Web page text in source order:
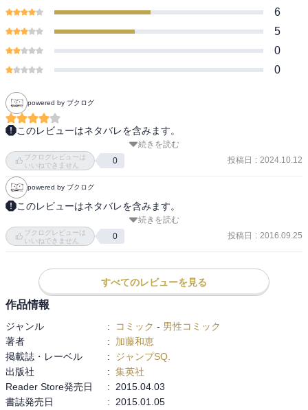
6
5
0
0
powered by ブクログ
このレビューはネタバレを含みます。
幼い勝呂に要とはなにか訊かれて、
大事な物、とかではなくきちんと
「扇の持つところ」と説明する柔造が良いなと思う。
真心を受けてストイックに努力してきた勝呂。
もう戻れない、と思う姿は見ていて辛い。
燐が覚悟を決められないのも、
当然そういう考え方になると思う。
そこから、何を持ってして悪魔なのかという疑問を
外道院との会話から思わせる構成が素晴らしい。
折角差し出された手を取れない出雲が
もう遅いと思いながら助けてと泣く。
そこに降り立つ燐は紛れもない主人公だ。
外道院に言われる理屈なんてすっ飛ばして
「泣いてんだろうが」が燐らしくて良い。
続きを読む
ブクログレビューは
いいねできません
0 投稿日 : 2024.10.12
powered by ブクログ
このレビューはネタバレを含みます。
（あらすじ）出雲はなぜか？九尾との適合率が一般人と同程度に低
くなっていたのだが、外道院の開発した誰にでも悪魔を憑依させら
たことにより正気に戻った玉雲が九尾を自分に戻し、死亡？外道院
は自分に悪魔を憑依させて戦おうとするが、出雲と候補生で力を合
わせてこれを倒す。
続きを読む
ブクログレビューは
いいねできません
0 投稿日 : 2016.09.25
すべてのレビューを見る
作品情報
ジャンル : コミック - 男性コミック
著者
:
加藤和恵
掲載誌・レーベル
:
ジャンプSQ.
出版社
: 集英社
Reader Store発売日
:
2015.04.03
書誌発売日
:
2015.01.05